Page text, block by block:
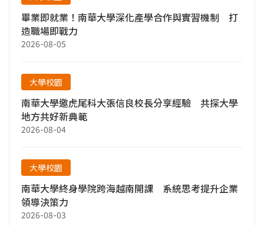
畢業即就業！南華大學深化產學合作與實習機制 打
造職場即戰力
2026-08-05
大學校園
南華大學邀虎尾科大張信良校長分享經驗 共探大學
地方共好新典範
2026-08-04
大學校園
南華大學終身學院跨海越南開課 系統思考提升企業
領導決策力
2026-08-03